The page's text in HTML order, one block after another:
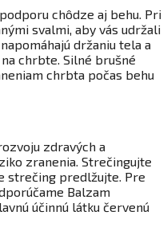
chôdze aj behu. Pri
svalmi, aby vás udržali
držaniu tela a
chrbte. Silné brušné
chrbta počas behu
zdravých a
zranenia. Strečingujte
strečing predlžujte. Pre
Balzam
účinnú látku červenú